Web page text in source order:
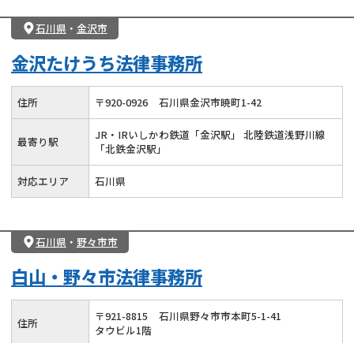
石川県 ・ 金沢市
金沢たけうち法律事務所
住所 〒920-0926 石川県金沢市暁町1-42
最寄り駅
JR・IRいしかわ鉄道「金沢駅」 北陸鉄道浅野川線
「北鉄金沢駅」
対応エリア 石川県
石川県 ・ 野々市市
白山・野々市法律事務所
住所 〒921-8815
石川県野々市市本町5-1-41
タウビル1階